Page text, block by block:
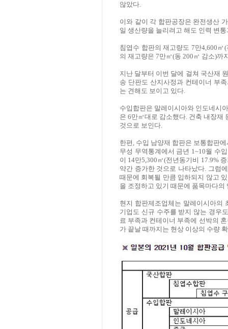
않았다.
이와 같이 각 합판공장은 완전생산
일 생산량을 늘리려고 해도 인력 변
침엽수 합판의 재고량도 7만4,600
의 재고량은 7만㎥(동 200㎥ 감소)까
지난 달부터 이번 달에 걸쳐 국산재
송 단판도 산지사정과 컨테이너 부
는 견해도 보이고 있다.
수입합판은 말레이시아와 인도네시
은 6만㎥대로 감소했다. 건축 내장재
것으로 보인다.
한편, 수입 남양재 합판은 보통합판
무성 무역통계에서 금년 1~10월 수
이 14만5,300㎥(전년동기비 17.9%
약간 증가한 것으로 나타났다. 그럼
때문에 회복될 만큼 입하되지 않고
을 조정하고 있기 때문에 품목마다
현지 합판제조업체는 말레이시아의
기업도 신규 수주를 받지 않는 경우
료 부족과 컨테이너 부족에 선박의
가 끝날 때까지는 현상 이상의 수량